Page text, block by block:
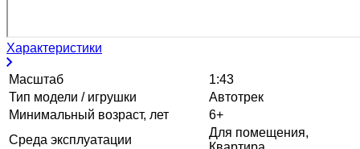
Характеристики
Масштаб
1:43
Тип модели / игрушки
Автотрек
Минимальный возраст, лет
6+
Среда эксплуатации
Для помещения,